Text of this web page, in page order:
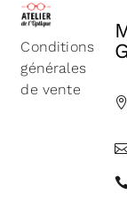
Conditions
générales
de vente